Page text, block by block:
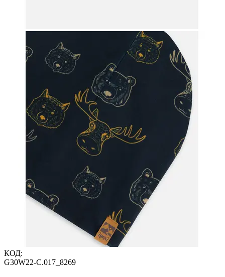
КОД:
G30W22-С.017_8269